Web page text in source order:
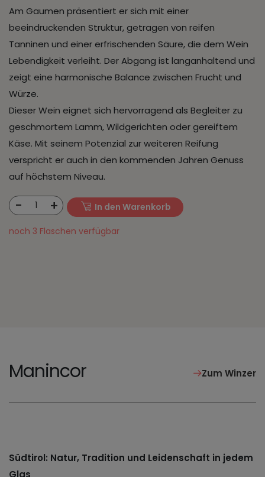
Am Gaumen präsentiert er sich mit einer
beeindruckenden Struktur, getragen von reifen
Tanninen und einer erfrischenden Säure, die dem Wein
Lebendigkeit verleiht. Der Abgang ist langanhaltend und
zeigt eine harmonische Balance zwischen Frucht und
Würze.
Dieser Wein eignet sich hervorragend als Begleiter zu
geschmortem Lamm, Wildgerichten oder gereiftem
Käse. Mit seinem Potenzial zur weiteren Reifung
verspricht er auch in den kommenden Jahren Genuss
auf höchstem Niveau.
- 1 + In den Warenkorb
noch 3 Flaschen verfügbar
Manincor Zum Winzer
Südtirol: Natur, Tradition und Leidenschaft in jedem
Glas